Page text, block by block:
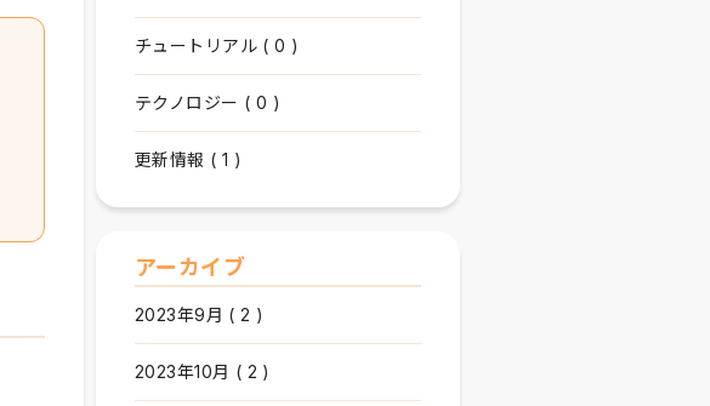
チュートリアル ( 0 )
テクノロジー ( 0 )
更新情報 ( 1 )
アーカイブ
2023年9月 ( 2 )
2023年10月 ( 2 )